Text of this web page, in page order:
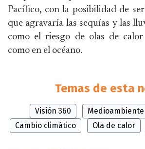
Pacífico, con la posibilidad de
que agravaría las sequías y las
como el riesgo de olas de
como en el océano.
Temas de esta
Visión 360 Medioambiente
Cambio climático
Ola de calor